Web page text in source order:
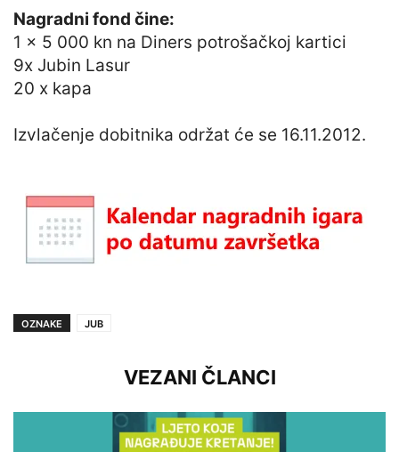
Nagradni fond čine:
1 x 5 000 kn na Diners potrošačkoj kartici
9x Jubin Lasur
20 x kapa
Izvlačenje dobitnika održat će se 16.11.2012.
OZNAKE JUB
VEZANI ČLANCI